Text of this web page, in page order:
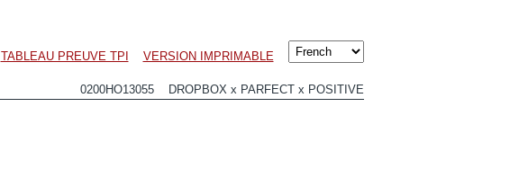
TABLEAU PREUVE TPI VERSION IMPRIMABLE
0200HO13055 DROPBOX x PARFECT x POSITIVE